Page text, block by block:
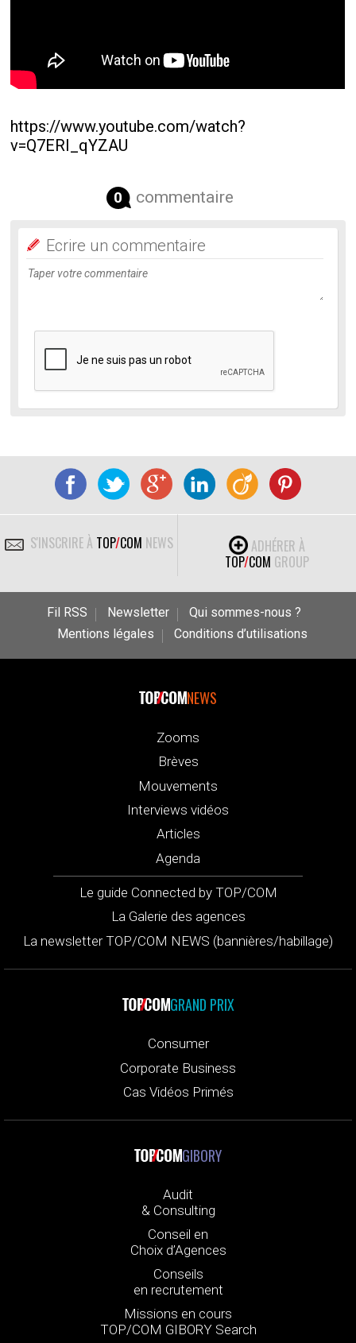
https://www.youtube.com/watch?
v=Q7ERI_qYZAU
0 commentaire
Ecrire un commentaire
S'INSCRIRE À TOP/COM NEWS
ADHÉRER À
TOP/COM GROUP
Fil RSS Newsletter
Qui sommes-nous ?
Mentions légales
Conditions d’utilisations
NEWS
Zooms
Brèves
Mouvements
Interviews vidéos
Articles
Agenda
Le guide Connected by TOP/COM
La Galerie des agences
La newsletter TOP/COM NEWS (bannières/habillage)
GRAND PRIX
Consumer
Corporate Business
Cas Vidéos Primés
GIBORY
Audit
& Consulting
Conseil en
Choix d’Agences
Conseils
en recrutement
Missions en cours
TOP/COM GIBORY Search